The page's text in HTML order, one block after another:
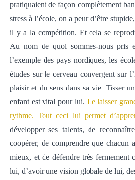
pratiquaient de façon complètement
stress à l’école, on a peur d’être
il y a la compétition. Et cela se
Au nom de quoi sommes-nous pris
l’exemple des pays nordiques, les
études sur le cerveau convergent sur
plaisir et du sens dans sa vie. Tisser
enfant est vital pour lui. Le laisser
rythme. Tout ceci lui permet
développer ses talents, de
coopérer, de comprendre que chacun
mieux, et de défendre très fermement
lui, d’avoir une vision globale de lui,